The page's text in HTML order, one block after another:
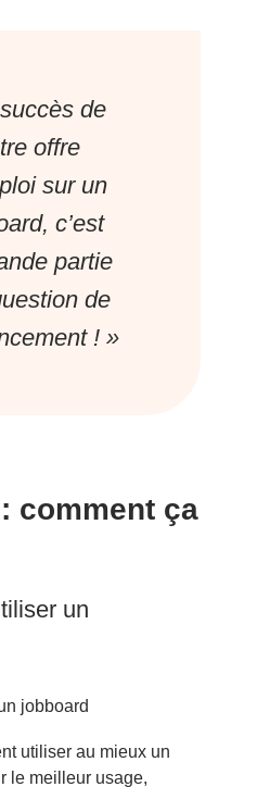
de
offre
sur un
c’est
partie
de
! »
comment ça
un
jobboard
utiliser au mieux un
le meilleur usage,